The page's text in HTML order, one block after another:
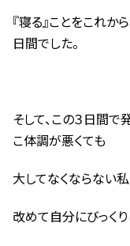
『寝る』ことをこれか
日間でした。
そして、この３日間で
こ体調が悪くても
大してなくならない私
改めて自分にびっく